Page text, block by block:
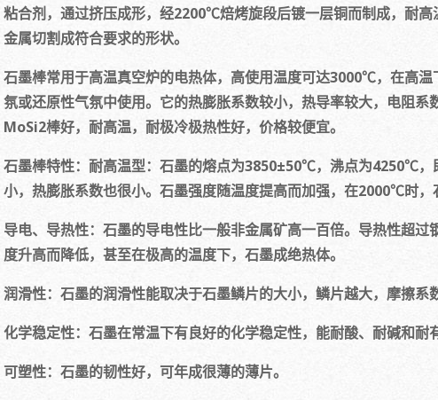
粘合剂，通过挤压成形，经2200℃焙烤旋段后镀一层铜而制成，耐
金属切割成符合要求的形状。
石墨棒常用于高温真空炉的电热体，高使用温度可达3000℃，在高
氛或还原性气氛中使用。它的热膨胀系数较小，热导率较大，电阻系
MoSi2棒好，耐高温，耐极冷极热性好，价格较便宜。
石墨棒特性：耐高温型：石墨的熔点为3850±50℃，沸点为4250℃，
小，热膨胀系数也很小。石墨强度随温度提高而加强，在2000℃时，
导电、导热性：石墨的导电性比一般非金属矿高一百倍。导热性超
度升高而降低，甚至在极高的温度下，石墨成绝热体。
润滑性：石墨的润滑性能取决于石墨鳞片的大小，鳞片越大，摩擦系
化学稳定性：石墨在常温下有良好的化学稳定性，能耐酸、耐碱和耐
可塑性：石墨的韧性好，可年成很薄的薄片。